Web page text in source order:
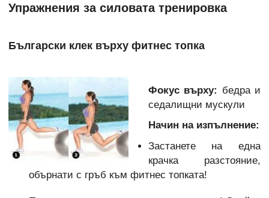
Упражнения за силовата тренировка
Български клек върху фитнес топка
Фокус върху: бедра и
седалищни мускули
Начин на изпълнение:
Застанете на една
крачка разстояние,
обърнати с гръб към фитнес топката!